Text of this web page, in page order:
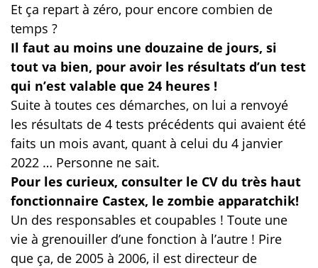
Et ça repart à zéro, pour encore combien de
temps ?
Il faut au moins une douzaine de jours, si
tout va bien, pour avoir les résultats d’un test
qui n’est valable que 24 heures !
Suite à toutes ces démarches, on lui a renvoyé
les résultats de 4 tests précédents qui avaient été
faits un mois avant, quant à celui du 4 janvier
2022 … Personne ne sait.
Pour les curieux, consulter le CV du très haut
fonctionnaire Castex, le zombie apparatchik!
Un des responsables et coupables ! Toute une
vie à grenouiller d’une fonction à l’autre ! Pire
que ça, de 2005 à 2006, il est directeur de